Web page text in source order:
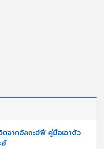
จากอัลกะฮ์ฟี คู่มือเอาตัว
ฮ์